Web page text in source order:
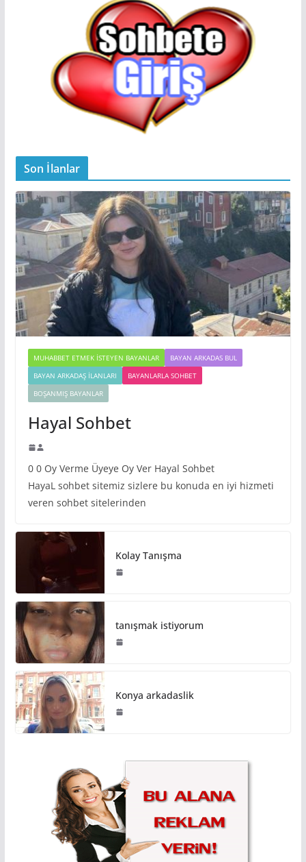
Son İlanlar
MUHABBET ETMEK İSTEYEN BAYANLAR
BAYAN ARKADAS BUL
BAYAN ARKADAŞ İLANLARI
BAYANLARLA SOHBET
BOŞANMIŞ BAYANLAR
Hayal Sohbet
0 0 Oy Verme Üyeye Oy Ver Hayal Sohbet
HayaL sohbet sitemiz sizlere bu konuda en iyi hizmeti
veren sohbet sitelerinden
Kolay Tanışma
tanışmak istiyorum
Konya arkadaslik